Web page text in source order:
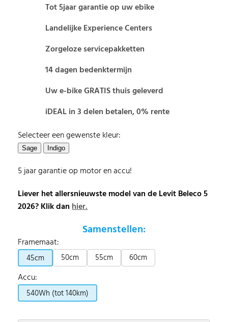
Tot 5jaar garantie op uw ebike
Landelijke Experience Centers
Zorgeloze servicepakketten
14 dagen bedenktermijn
Uw e-bike GRATIS thuis geleverd
iDEAL in 3 delen betalen, 0% rente
Selecteer een gewenste kleur:
5 jaar garantie op motor en accu!
Liever het allersnieuwste model van de Levit Beleco 5
2026? Klik danhier.
Samenstellen:
Framemaat:
45cm 50cm 55cm 60cm
Accu:
540Wh (tot 140km)